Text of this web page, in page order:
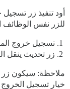
للزر نفس الوظائف
تسجيل خروج
زر تحديث ينقل
خيار تسجيل الخروج